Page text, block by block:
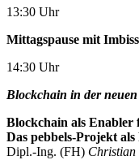
13:30 Uhr
Mittagspause mit Imbiss
14:30 Uhr
Blockchain in der
Blockchain als Enabler
Das pebbels-Projekt
Dipl.-Ing. (FH) Christian